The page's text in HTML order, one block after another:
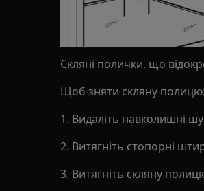
Скляні полички, що
Щоб зняти скляну полицю:
1. Видаліть навколишні
2. Витягніть стопорні
3. Витягніть скляну